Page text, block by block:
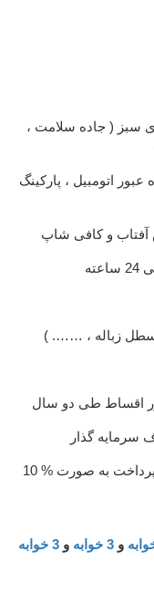
متر مربع و 80 % فضای سبز ( جاده سلامت ،
اتومبیل ، پارکینگ
زباله ، ……. )
سرمایه گذار
10 % تخفیف در پرداخت به صورت نقدی . قیمت پرداخت به صورت
و و
3 خوابه